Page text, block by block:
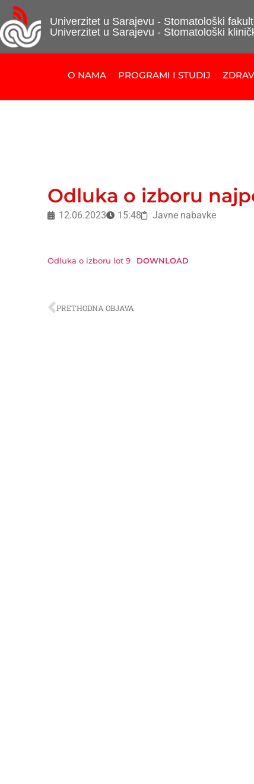
Univerzitet u Sarajevu - Stomatološki
Univerzitet u Sarajevu - Stomatološki
O NAMA PROGRAMI I STUDIJ
Odluka o izboru
12.06.2023 15:48 Javne nabavke
Odluka o izboru lot 9 DOWNLOAD
PRETHODNA OBJAVA